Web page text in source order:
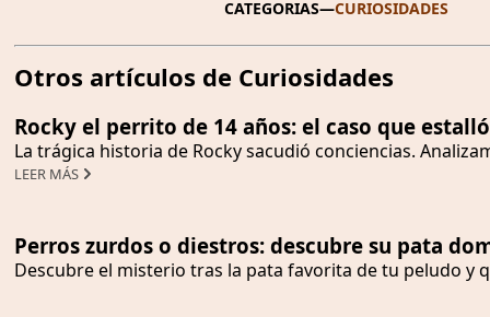
CATEGORIAS—CURIOSIDADES
Otros artículos de Curiosidades
Rocky el perrito de 14 años: el caso que
La trágica historia de Rocky sacudió conciencias.
LEER MÁS
Perros zurdos o diestros: descubre su pata
Descubre el misterio tras la pata favorita de tu peludo y